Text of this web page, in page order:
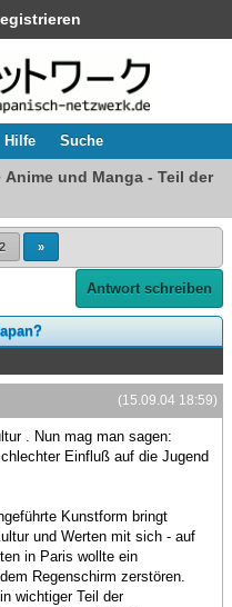
Hilfe Suche
Anime und Manga - Teil der
2 »
Antwort schreiben
(15.09.04 18:59)
. Nun mag man sagen:
Einfluß auf die Jugend
Kunstform bringt
und Werten mit sich - auf
in Paris wollte ein
Regenschirm zerstören.
wichtiger Teil der